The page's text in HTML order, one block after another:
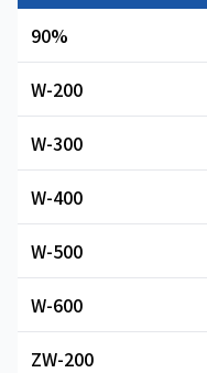
90%
W-200
W-300
W-400
W-500
W-600
ZW-200